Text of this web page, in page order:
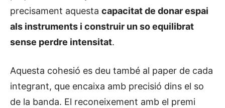
precisament aquesta capacitat de donar espai
als instruments i construir un so equilibrat
sense perdre intensitat.
Aquesta cohesió es deu també al paper de cada
integrant, que encaixa amb precisió dins el so
de la banda. El reconeixement amb el premi